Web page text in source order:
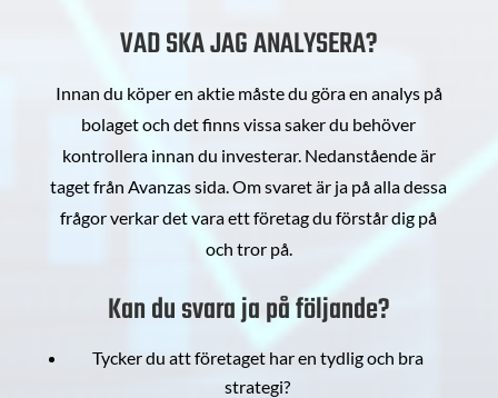
VAD SKA JAG ANALYSERA?
Innan du köper en aktie måste du göra en analys på
bolaget och det finns vissa saker du behöver
kontrollera innan du investerar. Nedanstående är
taget från Avanzas sida. Om svaret är ja på alla dessa
frågor verkar det vara ett företag du förstår dig på
och tror på.
Kan du svara ja på följande?
Tycker du att företaget har en tydlig och bra
strategi?